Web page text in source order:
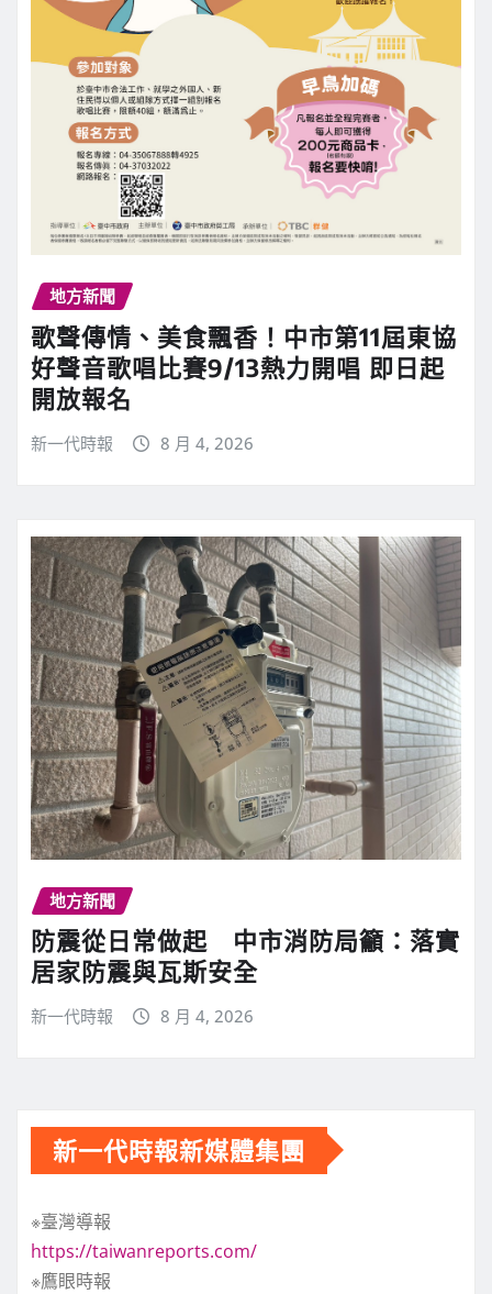
地方新聞
歌聲傳情、美食飄香！中市第11屆東協
好聲音歌唱比賽9/13熱力開唱 即日起
開放報名
新一代時報 8 月 4, 2026
地方新聞
防震從日常做起 中市消防局籲：落實
居家防震與瓦斯安全
新一代時報 8 月 4, 2026
新一代時報新媒體集團
※臺灣導報
https://taiwanreports.com/
※鷹眼時報